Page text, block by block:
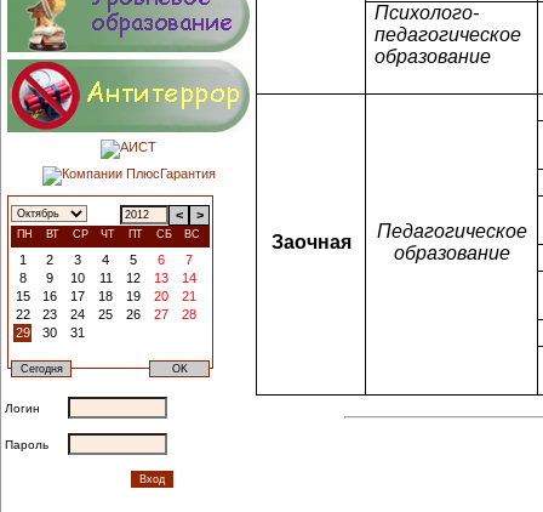
< >
ПН ВТ СР ЧТ ПТ СБ ВС
1 2 3 4 5 6
7
8
9 10 11 12 13
14
15
16 17 18 19 20
21
22
23 24 25 26 27
28
29
30 31
Логин
Пароль
Психолого-
педагогическое
образование
Заочная
Педагогическое
образование